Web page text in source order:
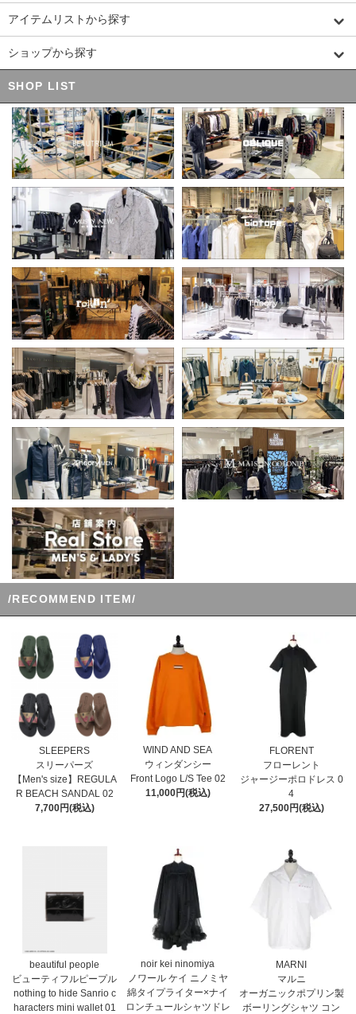
アイテムリストから探す
ショップから探す
SHOP LIST
/RECOMMEND ITEM/
SLEEPERS
スリーパーズ
【Men's size】REGULA
R BEACH SANDAL 02
7,700円(税込)
WIND AND SEA
ウィンダンシー
Front Logo L/S Tee 02
11,000円(税込)
FLORENT
フローレント
ジャージーポロドレス 0
4
27,500円(税込)
beautiful people
ビューティフルピープル
nothing to hide Sanrio c
haracters mini wallet⁠ 01
noir kei ninomiya
ノワール ケイ ニノミヤ
綿タイプライター×ナイ
ロンチュールシャツドレ
MARNI
マルニ
オーガニックポプリン製
ボーリングシャツ コン